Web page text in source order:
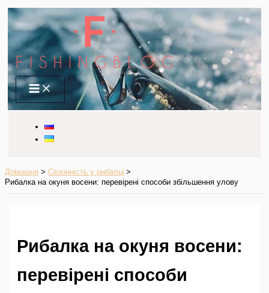
Перейти
вмісту
Main
Menu
Домашня
Сезонність у рибалці
Рибалка на окуня восени: перевірені способи збільшення улову
Рибалка на окуня восени:
перевірені способи